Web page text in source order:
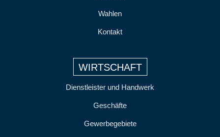
Wahlen
Kontakt
WIRTSCHAFT
Dienstleister und Handwerk
Geschäfte
Gewerbegebiete